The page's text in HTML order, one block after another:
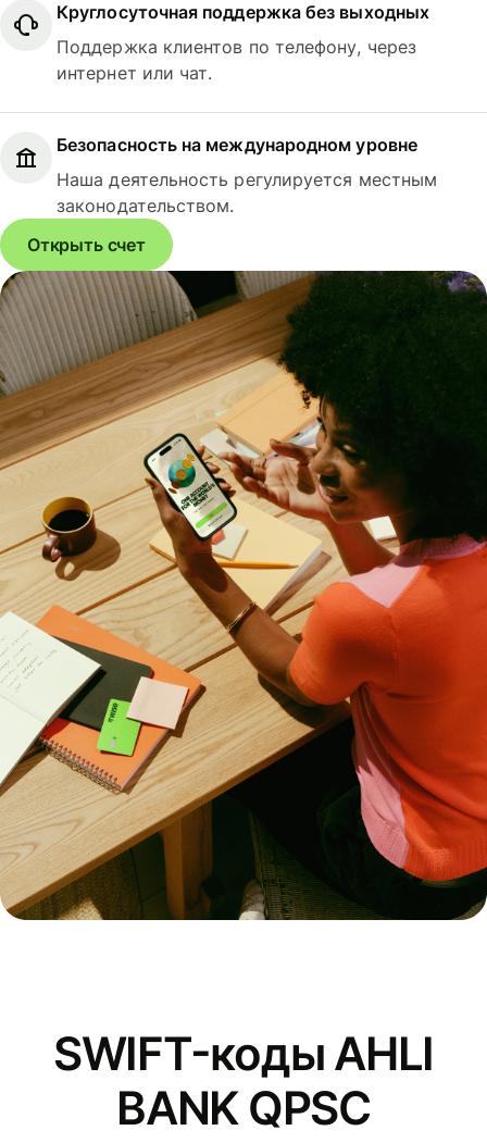
Круглосуточная поддержка без выходных
Поддержка клиентов по телефону, через
интернет или чат.
Безопасность на международном уровне
Наша деятельность регулируется местным
законодательством.
Открыть счет
SWIFT-коды AHLI
BANK QPSC